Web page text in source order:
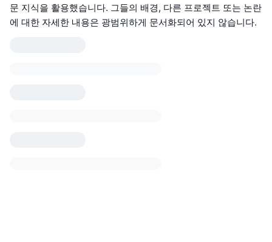
문 지식을 활용했습니다. 그들의 배경, 다른 프로젝트 또는 논란
에 대한 자세한 내용은 광범위하게 문서화되어 있지 않습니다.